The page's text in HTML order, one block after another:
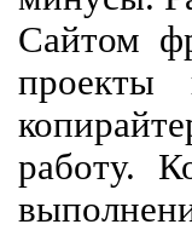
Сайтом
проекты
работу.